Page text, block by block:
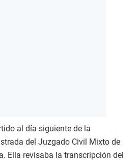
al día siguiente de la
del Juzgado Civil Mixto de
Ella revisaba la transcripción del